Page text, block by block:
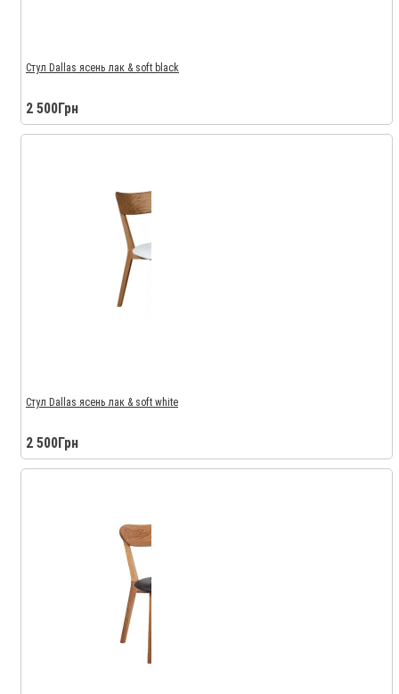
Стул Dallas ясень лак & soft black
2 500Грн
Стул Dallas ясень лак & soft white
2 500Грн